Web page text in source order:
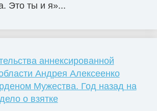
Это ты и я»...
аннексированной
Андрея Алексеенко
Мужества. Год назад на
о взятке